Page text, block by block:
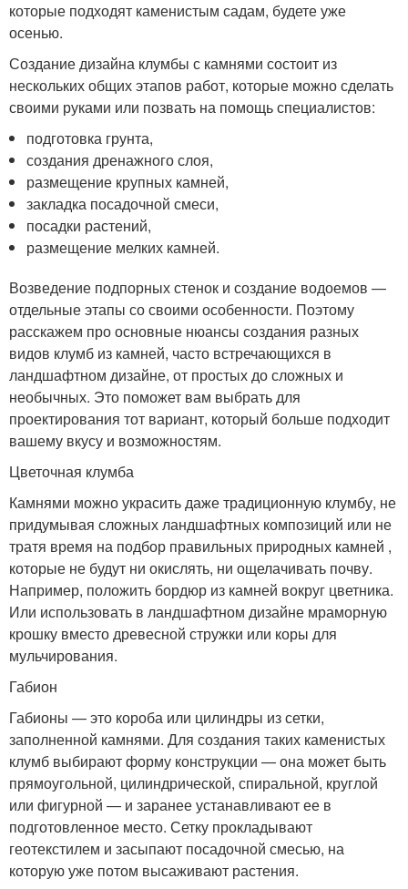
которые подходят каменистым садам, будете уже
осенью.
Создание дизайна клумбы с камнями состоит из
нескольких общих этапов работ, которые можно сделать
своими руками или позвать на помощь специалистов:
подготовка грунта,
создания дренажного слоя,
размещение крупных камней,
закладка посадочной смеси,
посадки растений,
размещение мелких камней.
Возведение подпорных стенок и создание водоемов —
отдельные этапы со своими особенности. Поэтому
расскажем про основные нюансы создания разных
видов клумб из камней, часто встречающихся в
ландшафтном дизайне, от простых до сложных и
необычных. Это поможет вам выбрать для
проектирования тот вариант, который больше подходит
вашему вкусу и возможностям.
Цветочная клумба
Камнями можно украсить даже традиционную клумбу, не
придумывая сложных ландшафтных композиций или не
тратя время на подбор правильных природных камней ,
которые не будут ни окислять, ни ощелачивать почву.
Например, положить бордюр из камней вокруг цветника.
Или использовать в ландшафтном дизайне мраморную
крошку вместо древесной стружки или коры для
мульчирования.
Габион
Габионы — это короба или цилиндры из сетки,
заполненной камнями. Для создания таких каменистых
клумб выбирают форму конструкции — она может быть
прямоугольной, цилиндрической, спиральной, круглой
или фигурной — и заранее устанавливают ее в
подготовленное место. Сетку прокладывают
геотекстилем и засыпают посадочной смесью, на
которую уже потом высаживают растения.